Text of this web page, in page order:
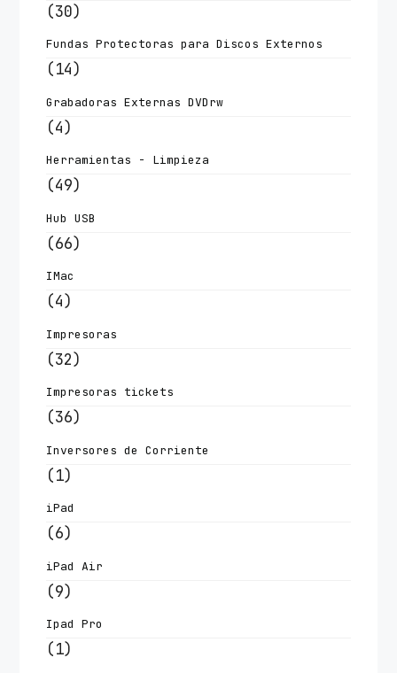
(30)
Fundas Protectoras para Discos Externos
(14)
Grabadoras Externas DVDrw
(4)
Herramientas - Limpieza
(49)
Hub USB
(66)
IMac
(4)
Impresoras
(32)
Impresoras tickets
(36)
Inversores de Corriente
(1)
iPad
(6)
iPad Air
(9)
Ipad Pro
(1)